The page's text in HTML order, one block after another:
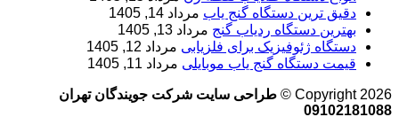
دقیق ترین دستگاه گنج یاب مرداد 14, 1405
بهترین دستگاه ردیاب گنج مرداد 13, 1405
دستگاه ژئوفیزیک برای فلزیابی مرداد 12, 1405
قیمت دستگاه گنج یاب موبایلی مرداد 11, 1405
Copyright 2026 ©
طراحی سایت شرکت جویندگان تهران
09102181088